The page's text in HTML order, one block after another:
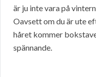
är ju inte vara på
Oavsett om du är ute
håret kommer
spännande.